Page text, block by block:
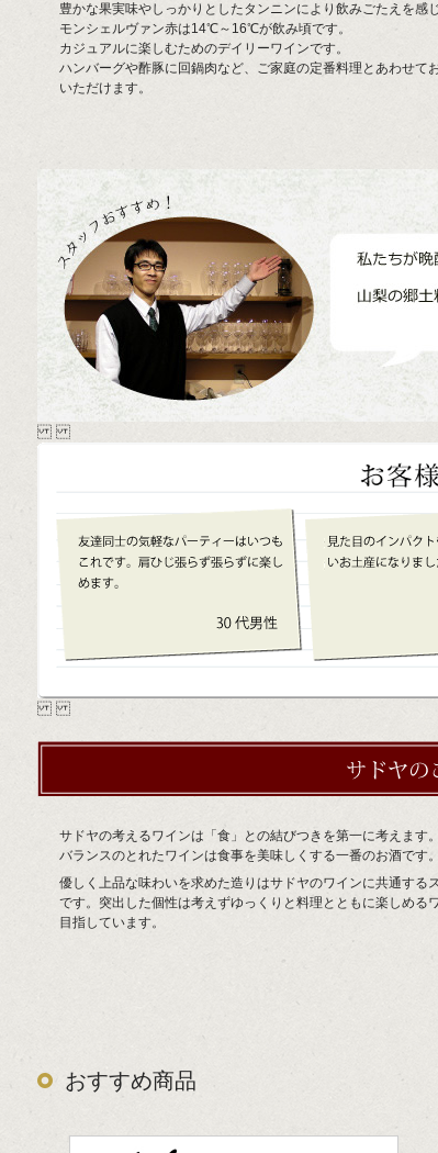
豊かな果実味やしっかりとしたタンニンにより飲みごたえを感
モンシェルヴァン赤は14℃～16℃が飲み頃です。
カジュアルに楽しむためのデイリーワインです。
ハンバーグや酢豚に回鍋肉など、ご家庭の定番料理とあわせて
いただけます。
サドヤの考えるワインは「食」との結びつきを第一に考えます
バランスのとれたワインは食事を美味しくする一番のお酒です。
優しく上品な味わいを求めた造りはサドヤのワインに共通する
です。突出した個性は考えずゆっくりと料理とともに楽しめる
目指しています。
おすすめ商品